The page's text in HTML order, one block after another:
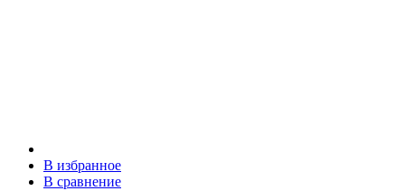
В избранное
В сравнение